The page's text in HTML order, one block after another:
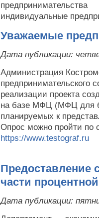
индивидуальные
Уважаемые
Дата публикации:
Администрация
предпринимательского
реализации проекта
на базе МФЦ (МФЦ для
планируемых к
Опрос можно пройти по
https://www.testograf.ru
Предоставление
части
Дата публикации: